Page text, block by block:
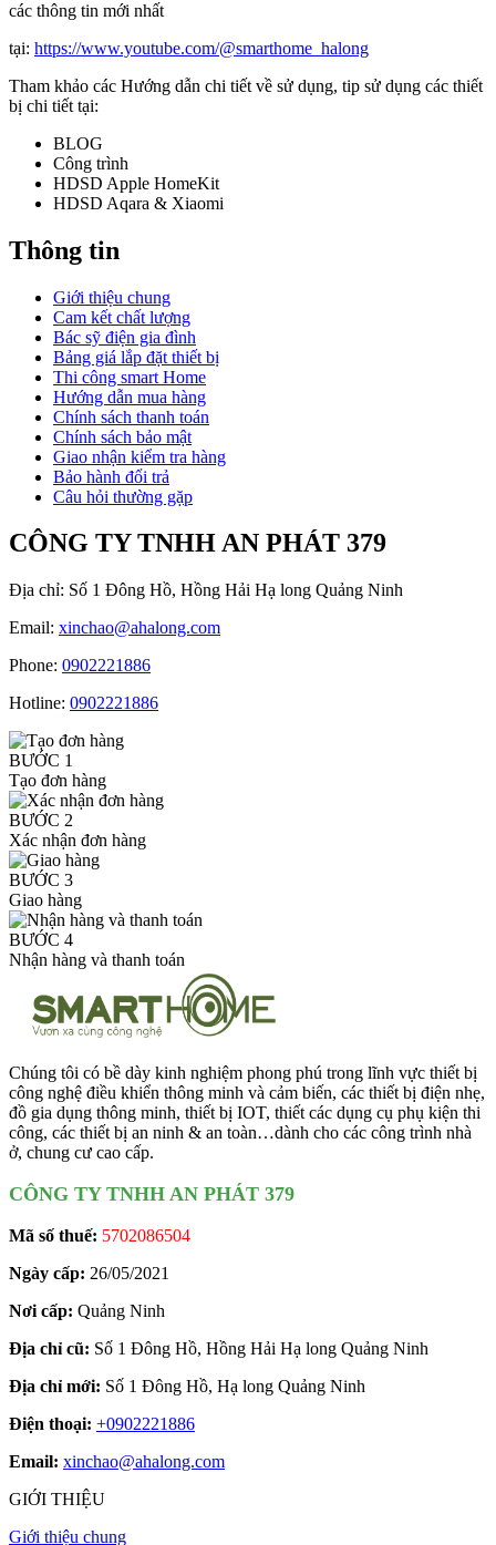
các thông tin mới nhất
tại: https://www.youtube.com/@smarthome_halong
Tham khảo các Hướng dẫn chi tiết về sử dụng, tip sử dụng các thiết
bị chi tiết tại:
BLOG
Công trình
HDSD Apple HomeKit
HDSD Aqara & Xiaomi
Thông tin
Giới thiệu chung
Cam kết chất lượng
Bác sỹ điện gia đình
Bảng giá lắp đặt thiết bị
Thi công smart Home
Hướng dẫn mua hàng
Chính sách thanh toán
Chính sách bảo mật
Giao nhận kiểm tra hàng
Bảo hành đổi trả
Câu hỏi thường gặp
CÔNG TY TNHH AN PHÁT 379
Địa chỉ: Số 1 Đông Hồ, Hồng Hải Hạ long Quảng Ninh
Email: xinchao@ahalong.com
Phone: 0902221886
Hotline: 0902221886
BƯỚC 1
Tạo đơn hàng
BƯỚC 2
Xác nhận đơn hàng
BƯỚC 3
Giao hàng
BƯỚC 4
Nhận hàng và thanh toán
Chúng tôi có bề dày kinh nghiệm phong phú trong lĩnh vực thiết bị
công nghệ điều khiển thông minh và cảm biến, các thiết bị điện nhẹ,
đồ gia dụng thông minh, thiết bị IOT, thiết các dụng cụ phụ kiện thi
công, các thiết bị an ninh & an toàn…dành cho các công trình nhà
ở, chung cư cao cấp.
CÔNG TY TNHH AN PHÁT 379
Mã số thuế: 5702086504
Ngày cấp: 26/05/2021
Nơi cấp: Quảng Ninh
Địa chỉ cũ: Số 1 Đông Hồ, Hồng Hải Hạ long Quảng Ninh
Địa chỉ mới: Số 1 Đông Hồ, Hạ long Quảng Ninh
Điện thoại: +0902221886
Email: xinchao@ahalong.com
GIỚI THIỆU
Giới thiệu chung